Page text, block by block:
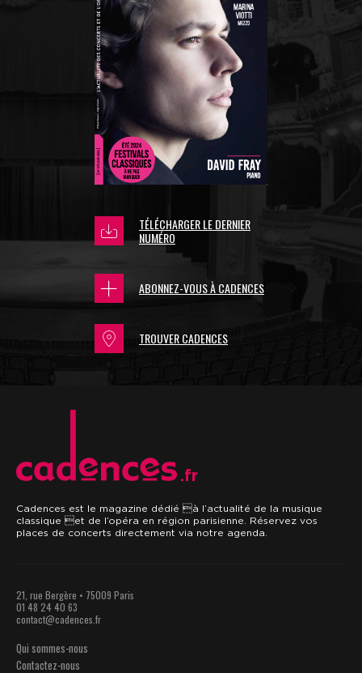
TÉLÉCHARGER LE DERNIER
NUMÉRO
ABONNEZ-VOUS À CADENCES
TROUVER CADENCES
.fr
Cadences est le magazine dédié à l’actualité de la musique
classique et de l’opéra en région parisienne. Réservez vos
places de concerts directement via notre agenda.
21, rue Bergère • 75009 Paris
01 48 24 40 63
contact@cadences.fr
Qui sommes-nous
Contactez-nous